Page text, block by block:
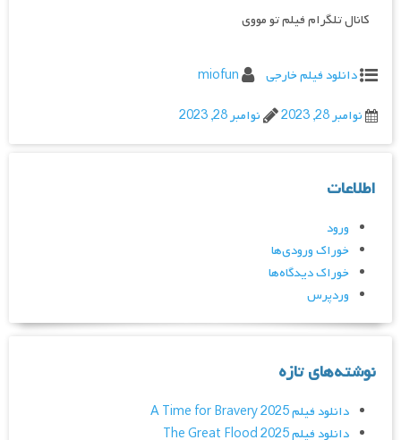
کانال تلگرام فیلم تو مووی
دانلود فیلم خارجی
miofun
نوامبر 28, 2023
نوامبر 28, 2023
اطلاعات
ورود
خوراک ورودی‌ها
خوراک دیدگاه‌ها
وردپرس
نوشته‌های تازه
دانلود فیلم A Time for Bravery 2025
دانلود فیلم The Great Flood 2025